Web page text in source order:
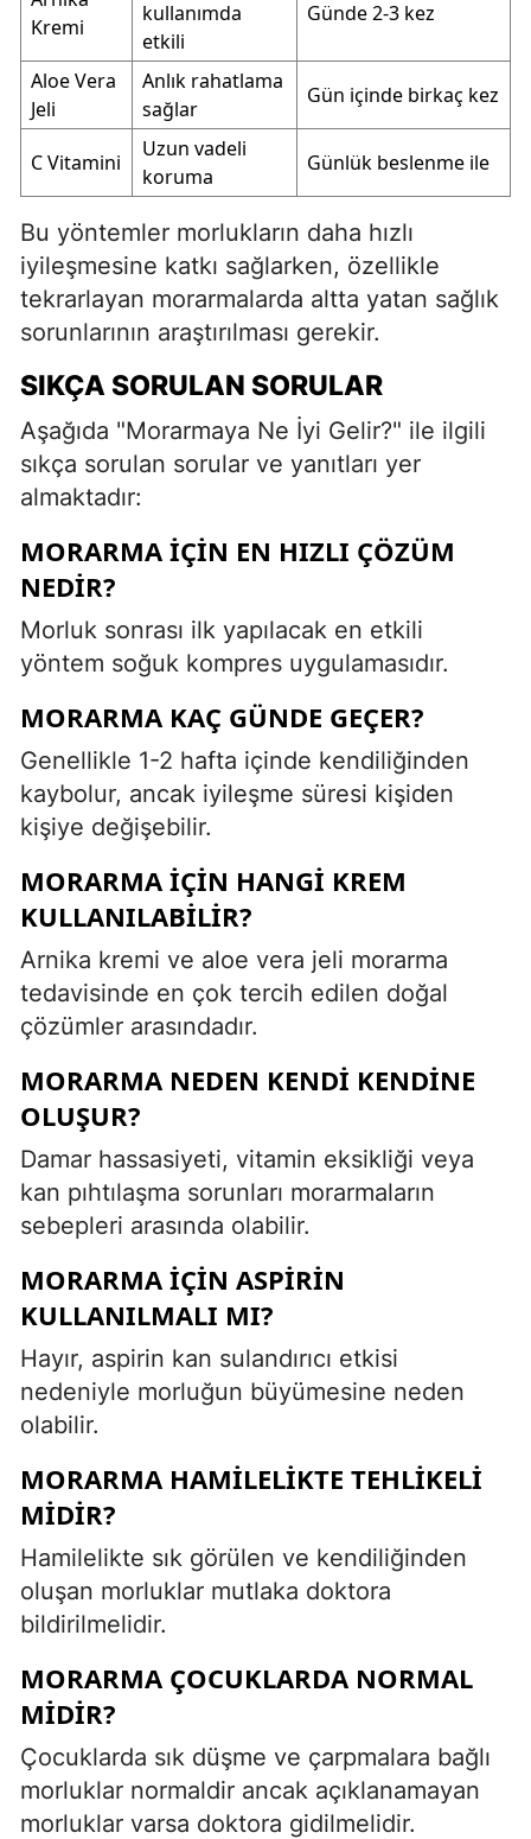
Kremi
kullanımda
etkili
Günde 2-3 kez
Aloe Vera
Jeli
Anlık rahatlama
sağlar
Gün içinde birkaç kez
C Vitamini
Uzun vadeli
koruma
Günlük beslenme ile
Bu yöntemler morlukların daha hızlı
iyileşmesine katkı sağlarken, özellikle
tekrarlayan morarmalarda altta yatan sağlık
sorunlarının araştırılması gerekir.
SIKÇA SORULAN SORULAR
Aşağıda "Morarmaya Ne İyi Gelir?" ile ilgili
sıkça sorulan sorular ve yanıtları yer
almaktadır:
MORARMA IÇIN EN HIZLI ÇÖZÜM
NEDIR?
Morluk sonrası ilk yapılacak en etkili
yöntem soğuk kompres uygulamasıdır.
MORARMA KAÇ GÜNDE GEÇER?
Genellikle 1-2 hafta içinde kendiliğinden
kaybolur, ancak iyileşme süresi kişiden
kişiye değişebilir.
MORARMA IÇIN HANGI KREM
KULLANILABILIR?
Arnika kremi ve aloe vera jeli morarma
tedavisinde en çok tercih edilen doğal
çözümler arasındadır.
MORARMA NEDEN KENDI KENDINE
OLUŞUR?
Damar hassasiyeti, vitamin eksikliği veya
kan pıhtılaşma sorunları morarmaların
sebepleri arasında olabilir.
MORARMA IÇIN ASPIRIN
KULLANILMALI MI?
Hayır, aspirin kan sulandırıcı etkisi
nedeniyle morluğun büyümesine neden
olabilir.
MORARMA HAMILELIKTE TEHLIKELI
MIDIR?
Hamilelikte sık görülen ve kendiliğinden
oluşan morluklar mutlaka doktora
bildirilmelidir.
MORARMA ÇOCUKLARDA NORMAL
MIDIR?
Çocuklarda sık düşme ve çarpmalara bağlı
morluklar normaldir ancak açıklanamayan
morluklar varsa doktora gidilmelidir.